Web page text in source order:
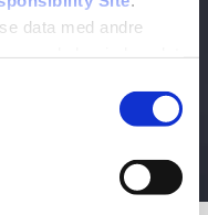
data med andre